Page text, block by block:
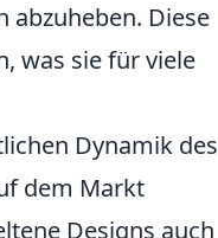
abzuheben. Diese
was sie für viele
Dynamik des
dem Markt
Designs auch